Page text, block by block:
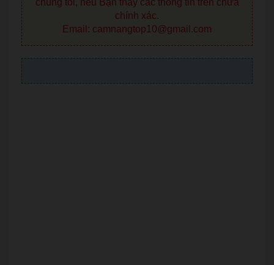
chính xác.
Email: camnangtop10@gmail.com